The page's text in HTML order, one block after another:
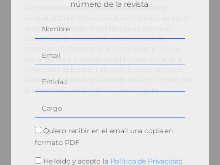
La presentación se celebró en la sede del colegio
el decano del colegio, Ángel Nanclares; el notario
coordinador de la colección, Andrés Urrutia; la
Gema Tomás; y el presidente del Consejo Social de la
asimismo, de homenaje a Ricardo de Ángel Yágüez, con
la presentación de dos libros sobre su figura.
número de la revista.
Quiero recibir en el email una copia en
formato PDF
He leído y acepto la Política de Privacidad